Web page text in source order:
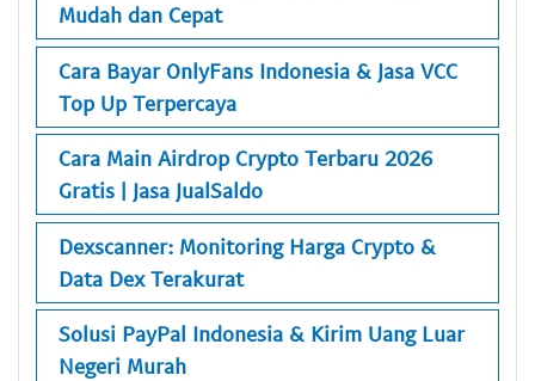
Mudah dan Cepat
Cara Bayar OnlyFans Indonesia & Jasa VCC
Top Up Terpercaya
Cara Main Airdrop Crypto Terbaru 2026
Gratis | Jasa JualSaldo
Dexscanner: Monitoring Harga Crypto &
Data Dex Terakurat
Solusi PayPal Indonesia & Kirim Uang Luar
Negeri Murah